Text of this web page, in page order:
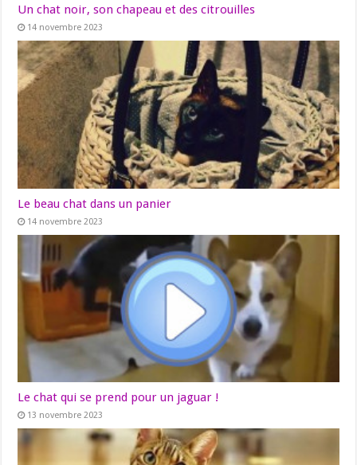
Un chat noir, son chapeau et des citrouilles
14 novembre 2023
Le beau chat dans un panier
14 novembre 2023
Le chat qui se prend pour un jaguar !
13 novembre 2023